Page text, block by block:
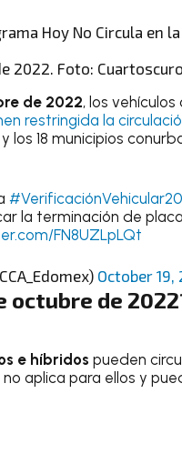
2022. Foto: Cuartoscuro
de 2022, los
restringida la
y los 18 municipios
la terminación de
FN8UZLpLQt
October 19,
octubre de
e híbridos pueden
aplica para ellos y